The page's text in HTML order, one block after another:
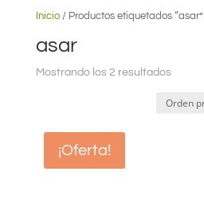
Inicio/ Productos etiquetados “asar”
asar
Mostrando los 2 resultados
¡Oferta!